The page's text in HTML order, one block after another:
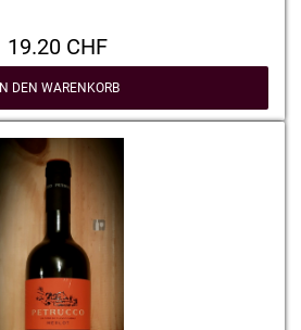
19.20 CHF
IN DEN WARENKORB